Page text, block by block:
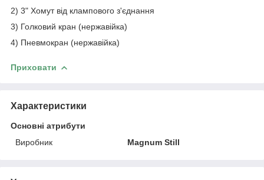
2) 3" Хомут від клампового з'єднання
3) Голковий кран (нержавійка)
4) Пневмокран (нержавійка)
Приховати
Характеристики
Основні атрибути
Виробник
Magnum Still